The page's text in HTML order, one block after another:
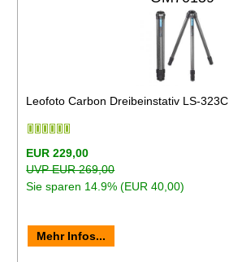
Leofoto Carbon Dreibeinstativ LS-323C
EUR 229,00
UVP EUR 269,00
Sie sparen 14.9% (EUR 40,00)
Mehr Infos...